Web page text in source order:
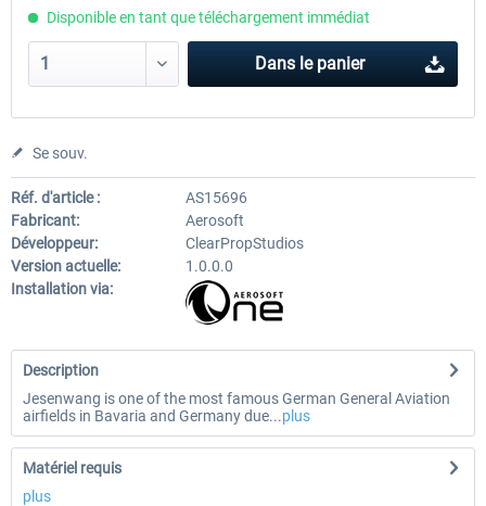
Disponible en tant que téléchargement immédiat
Dans le panier
Se souv.
Réf. d'article :
AS15696
Fabricant:
Aerosoft
Développeur:
ClearPropStudios
Version actuelle:
1.0.0.0
Installation via:
Description
Jesenwang is one of the most famous German General Aviation
airfields in Bavaria and Germany due...plus
Matériel requis
plus